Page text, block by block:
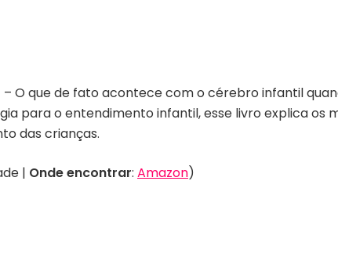
– O que de fato acontece com o cérebro infantil
para o entendimento infantil, esse livro explica os
das crianças.
| Onde encontrar: Amazon)